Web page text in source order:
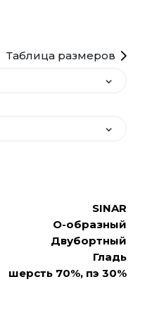
Таблица размеров
SINAR
О-образный
Двубортный
Гладь
шерсть 70%, пэ 30%